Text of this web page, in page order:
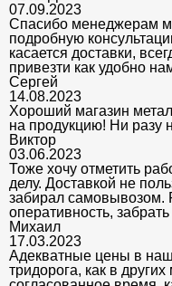
07.09.2023
Спасибо менеджерам
подробную
касается доставки,
привезти как удобно
Сергей
14.08.2023
Хороший магазин
на продукцию! Ни разу
Виктор
03.06.2023
Тоже хочу отметить
делу. Доставкой не
забирал самовывозом.
оперативность,
Михаил
17.03.2023
Адекватные цены в
тридорога, как в